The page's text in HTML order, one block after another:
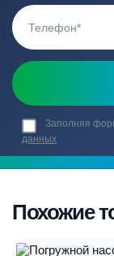
Заполняя
данных
Похожие